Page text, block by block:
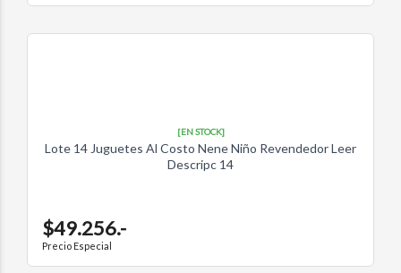
[EN STOCK]
Lote 14 Juguetes Al Costo Nene Niño Revendedor Leer
Descripc 14
$49.256.-
Precio Especial